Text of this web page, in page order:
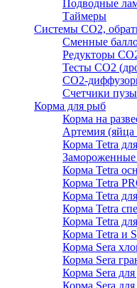
Подводные
Таймеры
Системы CO2,
Сменные
Редукторы
Тесты CO2
СО2-
Счетчики
Корма для рыб
Корма на
Артемия (яйца
Корма Tetra
Замороженные
Корма Tetra
Корма Tetra
Корма Tetra
Корма Tetra
Корма Tetra
Корма Tetra и
Корма Sera
Корма Sera
Корма Sera
Корма Sera